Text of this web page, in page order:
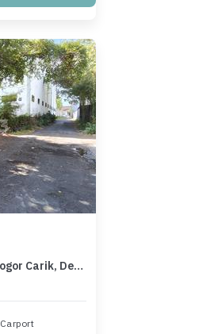
Jual Tanah di Lokasi Premium Gelogor Carik, Denpasar, Harga 2,49 Miliar
Carport